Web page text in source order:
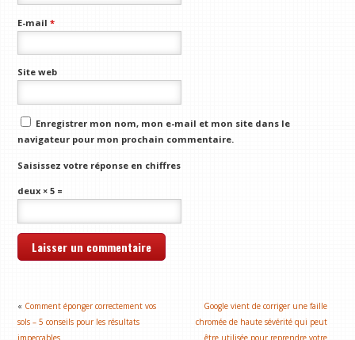
E-mail*
Site web
Enregistrer mon nom, mon e-mail et mon site dans le
navigateur pour mon prochain commentaire.
Saisissez votre réponse en chiffres
deux × 5 =
« Comment éponger correctement vos
sols – 5 conseils pour les résultats
Google vient de corriger une faille
chromée de haute sévérité qui peut